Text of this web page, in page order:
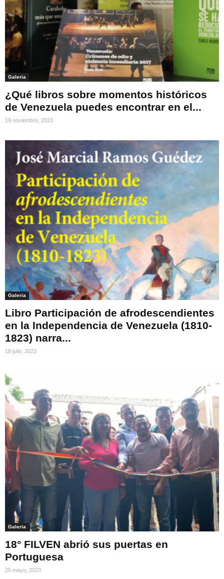
Galeria
¿Qué libros sobre momentos históricos
de Venezuela puedes encontrar en el...
19 noviembre, 2023
Galeria
Libro Participación de afrodescendientes
en la Independencia de Venezuela (1810-
1823) narra...
18 julio, 2023
Galeria
18° FILVEN abrió sus puertas en
Portuguesa
25 mayo, 2023